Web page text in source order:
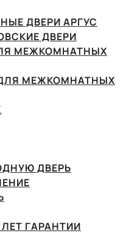
ДВЕРИ АРГУС
ДВЕРИ
МЕЖКОМНАТНЫХ
МЕЖКОМНАТНЫХ
ДВЕРЬ
ГАРАНТИИ